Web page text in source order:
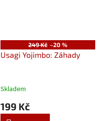
249 Kč –20 %
Usagi Yojimbo: Záhady
Skladem
199 Kč